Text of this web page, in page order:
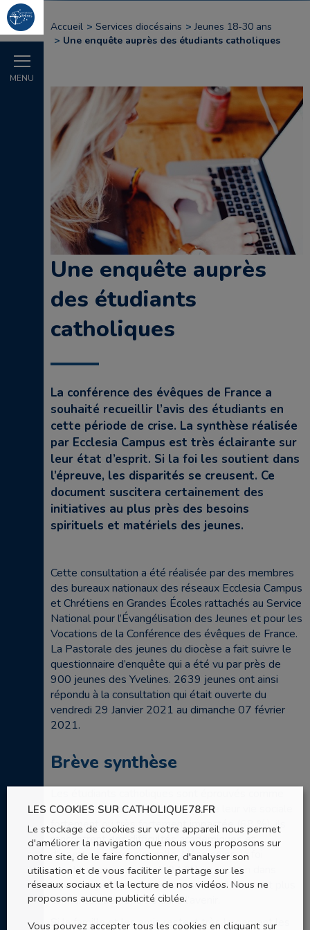
MENU
Accueil Services diocésains
Jeunes 18-30 ans
Une enquête auprès des étudiants catholiques
Une enquête auprès
des étudiants
catholiques
La conférence des évêques de France a
souhaité recueillir l’avis des étudiants en
cette période de crise. La synthèse réalisée
par Ecclesia Campus est très éclairante sur
leur état d’esprit. Si la foi les soutient dans
l’épreuve, les disparités se creusent. Ce
document suscitera certainement des
initiatives au plus près des besoins
spirituels et matériels des jeunes.
Cette consultation a été réalisée par des membres
des bureaux nationaux des réseaux Ecclesia Campus
et Chrétiens en Grandes Écoles rattachés au Service
National pour l’Évangélisation des Jeunes et pour les
Vocations de la Conférence des évêques de France.
La Pastorale des jeunes du diocèse a fait suivre le
questionnaire d’enquête qui a été vu par près de
900 jeunes des Yvelines. 2639 jeunes ont ainsi
répondu à la consultation qui était ouverte du
vendredi 29 Janvier 2021 au dimanche 07 février
2021.
Brève synthèse
tous ceux de leur génération. Outre leur vie sociale
fortement ou très fortement impactée (68 %), ils
rencontrent des difficultés académiques et
d’insertion professionnelle. Néanmoins, la foi
constitue unanimement (94 %) un soutien dans
l’épreuve pour les jeunes consultés. Ils restent plus
confiants que défiants dans l’avenir.
Si la famille et les amis restent très largement les
LES COOKIES SUR CATHOLIQUE78.FR
Le stockage de cookies sur votre appareil nous permet
d'améliorer la navigation que nous vous proposons sur
notre site, de le faire fonctionner, d'analyser son
utilisation et de vous faciliter le partage sur les
réseaux sociaux et la lecture de nos vidéos. Nous ne
proposons aucune publicité ciblée.
Vous pouvez accepter tous les cookies en cliquant sur